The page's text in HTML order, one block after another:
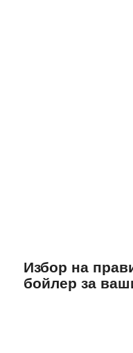
Избор на
бойлер за